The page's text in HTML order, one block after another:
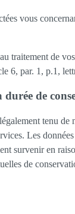
vous
traitement de
6, par. 1, p.1,
durée de
tenu
Les
survenir en
de